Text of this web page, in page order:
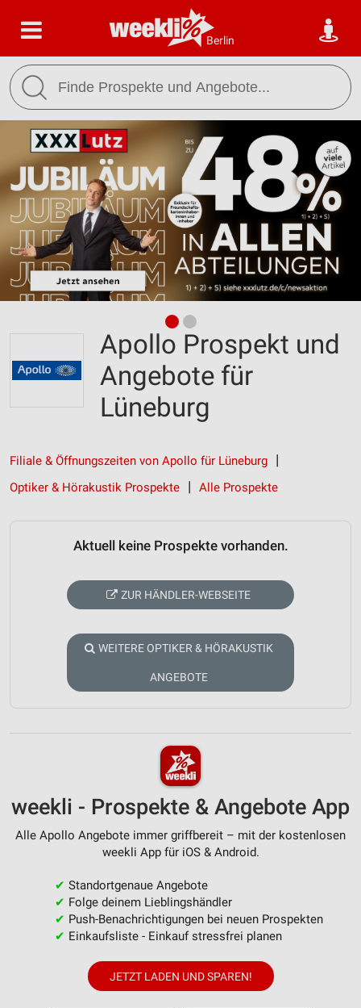
Berlin
Apollo Prospekt und
Angebote für
Lüneburg
Filiale & Öffnungszeiten von Apollo für Lüneburg
Optiker & Hörakustik Prospekte
Alle Prospekte
Aktuell keine Prospekte vorhanden.
ZUR HÄNDLER-WEBSEITE
WEITERE OPTIKER & HÖRAKUSTIK
ANGEBOTE
weekli - Prospekte & Angebote App
Alle Apollo Angebote immer griffbereit – mit der kostenlosen
weekli App für iOS & Android.
✔ Standortgenaue Angebote
✔ Folge deinem Lieblingshändler
✔ Push-Benachrichtigungen bei neuen Prospekten
✔ Einkaufsliste - Einkauf stressfrei planen
JETZT LADEN UND SPAREN!